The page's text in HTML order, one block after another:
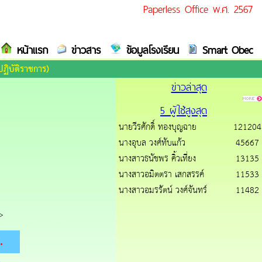
Paperless Office พ.ศ. 2567
หน้าแรก ข่าวสาร ข้อมูลโรงเรียน Smart Obec
บัติราชการ)
ข่าวล่าสุด
5 ผู้ใช้สูงสุด
นายวีรศักดิ์ ทองบุญฉาย
121204
นางอุบล วงศ์ทับแก้ว
45667
นางสาวธนัชพร คิ้วเที่ยง
13135
นางสาวอมิตตรา เสกสรรค์
11533
นางสาวอมรรัตน์ วงศ์จันทร์
11482